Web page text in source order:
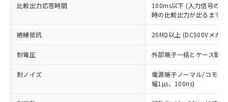
比較出力応答時間
100ms以下 (入力信号の
時の比較出力が出るまで
絶縁抵抗 20MΩ以上 (DC500Vメガ
耐電圧 外部端子一括とケース間:
耐ノイズ
電源端子ノーマル/コモ
幅1µs、100ns)
す。
当社制御機器事業取扱商品の中には、
在庫状況および標準価格照会結果は、
記載している更新日時点での社内デー
タに基づき作成されるものであり、閲
覧された時点での実際の在庫および標
準価格とは異なる場合があることをご
非該当品：ライセンス料など無形物で、有
害物質有無と関係のない商品です。
仕入先様の事情により、非含有部品として
いたものが、含有品と判明した場合などや
むを得ず変更することがあります。
鉛(Pb) 1000ppm以下、 水銀(Hg) 1000ppm以下、 カド
六価クロム(Cr(Ⅵ)) 1000ppm以下、ポリ臭化ビフェニル
基準値以下であることを示します。
「×」：最大均質材料含有率が中国RoHSの
基準値を超えていることを示します。
「－」：未確認です。当社販売部門へお問
*中国RoHS10物質の基準値 (GB/T26572)：
Pb(鉛) :1000ppm、 Hg(水銀) : 1000ppm、 Cd(カドミウ
Cr(Ⅵ)(六価クロム) : 1000ppm、 PBBs(ポリ臭化ビフェ
当社は、これら貴社製品のうち、外国
為替および外国貿易法に定める商品
（以下｢規制貨物等」という）を輸出
国政府の輸出許可(または役務取引許
可)を取得するなどの必要な手続きを